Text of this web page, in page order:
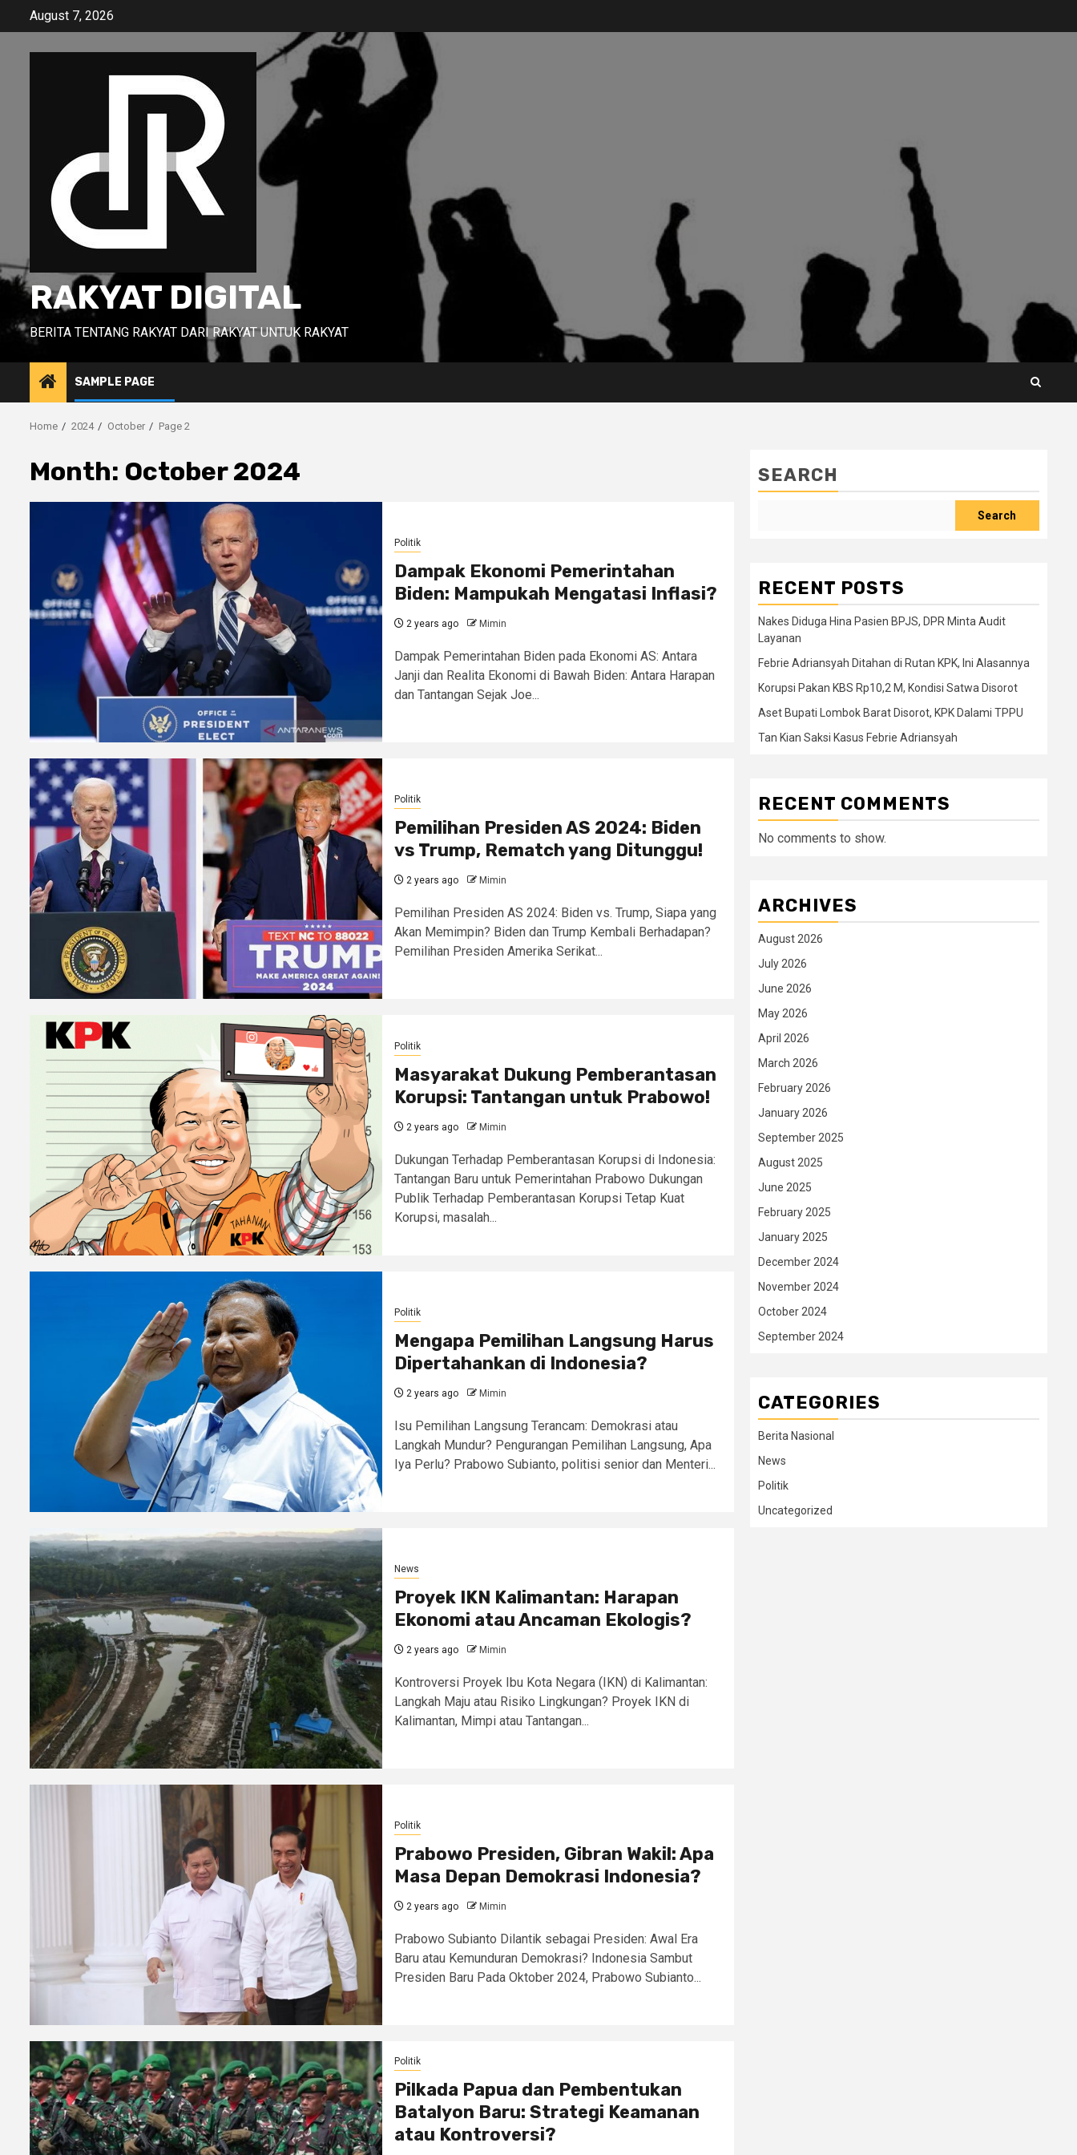
August 7, 2026
RAKYAT DIGITAL
BERITA TENTANG RAKYAT DARI RAKYAT UNTUK RAKYAT
SAMPLE PAGE
Home 2024 October Page 2
Month: October 2024
Politik
Dampak Ekonomi Pemerintahan
Biden: Mampukah Mengatasi Inflasi?
2 years ago Mimin
Dampak Pemerintahan Biden pada Ekonomi AS: Antara
Janji dan Realita Ekonomi di Bawah Biden: Antara Harapan
dan Tantangan Sejak Joe...
Politik
Pemilihan Presiden AS 2024: Biden
vs Trump, Rematch yang Ditunggu!
2 years ago Mimin
Pemilihan Presiden AS 2024: Biden vs. Trump, Siapa yang
Akan Memimpin? Biden dan Trump Kembali Berhadapan?
Pemilihan Presiden Amerika Serikat...
Politik
Masyarakat Dukung Pemberantasan
Korupsi: Tantangan untuk Prabowo!
2 years ago Mimin
Dukungan Terhadap Pemberantasan Korupsi di Indonesia:
Tantangan Baru untuk Pemerintahan Prabowo Dukungan
Publik Terhadap Pemberantasan Korupsi Tetap Kuat
Korupsi, masalah...
Politik
Mengapa Pemilihan Langsung Harus
Dipertahankan di Indonesia?
2 years ago Mimin
Isu Pemilihan Langsung Terancam: Demokrasi atau
Langkah Mundur? Pengurangan Pemilihan Langsung, Apa
Iya Perlu? Prabowo Subianto, politisi senior dan Menteri...
News
Proyek IKN Kalimantan: Harapan
Ekonomi atau Ancaman Ekologis?
2 years ago Mimin
Kontroversi Proyek Ibu Kota Negara (IKN) di Kalimantan:
Langkah Maju atau Risiko Lingkungan? Proyek IKN di
Kalimantan, Mimpi atau Tantangan...
Politik
Prabowo Presiden, Gibran Wakil: Apa
Masa Depan Demokrasi Indonesia?
2 years ago Mimin
Prabowo Subianto Dilantik sebagai Presiden: Awal Era
Baru atau Kemunduran Demokrasi? Indonesia Sambut
Presiden Baru Pada Oktober 2024, Prabowo Subianto...
Politik
Pilkada Papua dan Pembentukan
Batalyon Baru: Strategi Keamanan
atau Kontroversi?
SEARCH
Search
RECENT POSTS
Nakes Diduga Hina Pasien BPJS, DPR Minta Audit
Layanan
Febrie Adriansyah Ditahan di Rutan KPK, Ini Alasannya
Korupsi Pakan KBS Rp10,2 M, Kondisi Satwa Disorot
Aset Bupati Lombok Barat Disorot, KPK Dalami TPPU
Tan Kian Saksi Kasus Febrie Adriansyah
RECENT COMMENTS
No comments to show.
ARCHIVES
August 2026
July 2026
June 2026
May 2026
April 2026
March 2026
February 2026
January 2026
September 2025
August 2025
June 2025
February 2025
January 2025
December 2024
November 2024
October 2024
September 2024
CATEGORIES
Berita Nasional
News
Politik
Uncategorized